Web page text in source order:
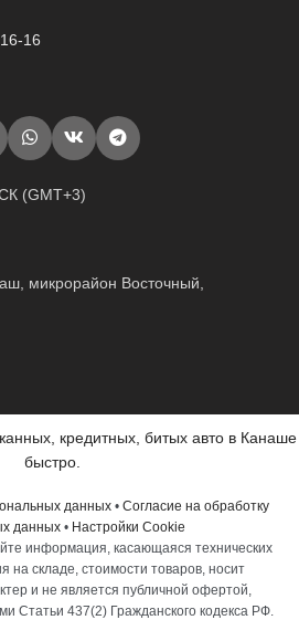
16
(GMT+3)
микрорайон Восточный,
кредитных, битых авто в Канаше
быстро.
данных• Согласие на обработку
данных • Настройки Cookie
информация, касающаяся технических
на складе, стоимости товаров, носит
и не является публичной офертой,
Статьи 437(2) Гражданского кодекса РФ.